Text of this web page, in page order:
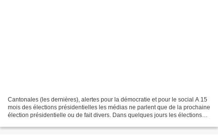
Cantonales (les dernières), alertes pour la démocratie et pour le social A 15
mois des élections présidentielles les médias ne parlent que de la prochaine
élection présidentielle ou de fait divers. Dans quelques jours les élections